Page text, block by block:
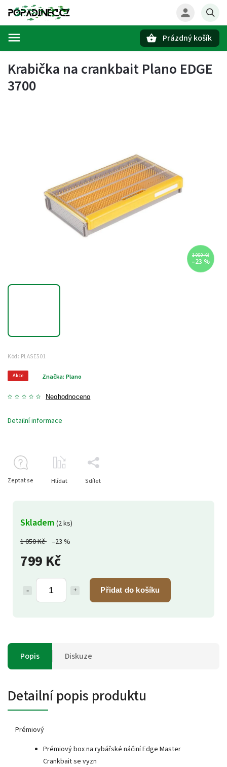
Prázdný košík
Krabička na crankbait Plano EDGE
3700
1 050 Kč
–23 %
Kód: PLASE501
Akce
Neohodnoceno
Značka: Plano
1 050 Kč –23 %
799 Kč
Přidat do košíku
Skladem (2 ks)
Detailní informace
Zeptat se Hlídat Sdílet
Popis Diskuze
Detailní popis produktu
Prémiový
Prémiový box na rybářské náčiní Edge Master
Crankbait se vyzn